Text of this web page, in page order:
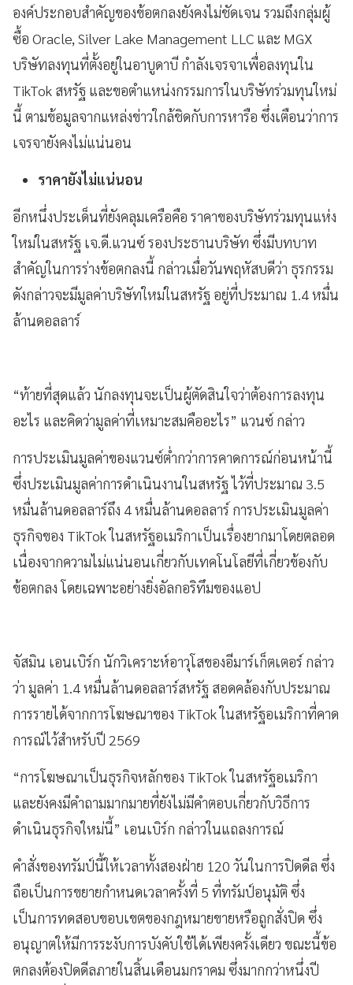
องค์ประกอบสำคัญของข้อตกลงยังคงไม่ชัดเจน รวมถึงกลุ่มผู้
ซื้อ Oracle, Silver Lake Management LLC และ MGX
บริษัทลงทุนที่ตั้งอยู่ในอาบูดาบี กำลังเจรจาเพื่อลงทุนใน
TikTok สหรัฐ และขอตำแหน่งกรรมการในบริษัทร่วมทุนใหม่
นี้ ตามข้อมูลจากแหล่งข่าวใกล้ชิดกับการหารือ ซึ่งเตือนว่าการ
เจรจายังคงไม่แน่นอน
ราคายังไม่แน่นอน
อีกหนึ่งประเด็นที่ยังคลุมเครือคือ ราคาของบริษัทร่วมทุนแห่ง
ใหม่ในสหรัฐ เจ.ดี.แวนซ์ รองประธานบริษัท ซึ่งมีบทบาท
สำคัญในการร่างข้อตกลงนี้ กล่าวเมื่อวันพฤหัสบดีว่า ธุรกรรม
ดังกล่าวจะมีมูลค่าบริษัทใหม่ในสหรัฐ อยู่ที่ประมาณ 1.4 หมื่น
ล้านดอลลาร์
“ท้ายที่สุดแล้ว นักลงทุนจะเป็นผู้ตัดสินใจว่าต้องการลงทุน
อะไร และคิดว่ามูลค่าที่เหมาะสมคืออะไร” แวนซ์ กล่าว
การประเมินมูลค่าของแวนซ์ต่ำกว่าการคาดการณ์ก่อนหน้านี้
ซึ่งประเมินมูลค่าการดำเนินงานในสหรัฐ ไว้ที่ประมาณ 3.5
หมื่นล้านดอลลาร์ถึง 4 หมื่นล้านดอลลาร์ การประเมินมูลค่า
ธุรกิจของ TikTok ในสหรัฐอเมริกาเป็นเรื่องยากมาโดยตลอด
เนื่องจากความไม่แน่นอนเกี่ยวกับเทคโนโลยีที่เกี่ยวข้องกับ
ข้อตกลง โดยเฉพาะอย่างยิ่งอัลกอริทึมของแอป
จัสมิน เอนเบิร์ก นักวิเคราะห์อาวุโสของอีมาร์เก็ตเตอร์ กล่าว
ว่า มูลค่า 1.4 หมื่นล้านดอลลาร์สหรัฐ สอดคล้องกับประมาณ
การรายได้จากการโฆษณาของ TikTok ในสหรัฐอเมริกาที่คาด
การณ์ไว้สำหรับปี 2569
“การโฆษณาเป็นธุรกิจหลักของ TikTok ในสหรัฐอเมริกา
และยังคงมีคำถามมากมายที่ยังไม่มีคำตอบเกี่ยวกับวิธีการ
ดำเนินธุรกิจใหม่นี้” เอนเบิร์ก กล่าวในแถลงการณ์
คำสั่งของทรัมป์นี้ให้เวลาทั้งสองฝ่าย 120 วันในการปิดดีล ซึ่ง
ถือเป็นการขยายกำหนดเวลาครั้งที่ 5 ที่ทรัมป์อนุมัติ ซึ่ง
เป็นการทดสอบขอบเขตของกฎหมายขายหรือถูกสั่งปิด ซึ่ง
อนุญาตให้มีการระงับการบังคับใช้ได้เพียงครั้งเดียว ขณะนี้ข้อ
ตกลงต้องปิดดีลภายในสิ้นเดือนมกราคม ซึ่งมากกว่าหนึ่งปี